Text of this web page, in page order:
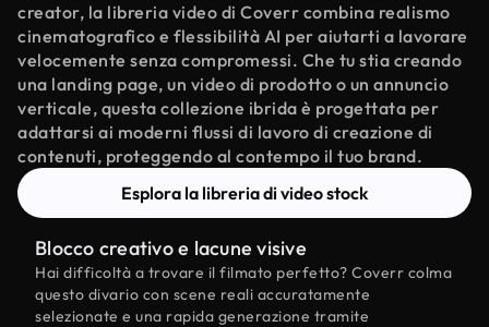
creator, la libreria video di Coverr combina realismo
cinematografico e flessibilità AI per aiutarti a lavorare
velocemente senza compromessi. Che tu stia creando
una landing page, un video di prodotto o un annuncio
verticale, questa collezione ibrida è progettata per
adattarsi ai moderni flussi di lavoro di creazione di
contenuti, proteggendo al contempo il tuo brand.
Esplora la libreria di video stock
Blocco creativo e lacune visive
Hai difficoltà a trovare il filmato perfetto? Coverr colma
questo divario con scene reali accuratamente
selezionate e una rapida generazione tramite